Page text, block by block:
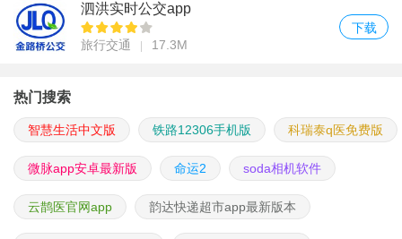
泗洪实时公交app
旅行交通 17.3M
下载
热门搜索
智慧生活中文版 铁路12306手机版 科瑞泰q医免费版
微脉app安卓最新版 命运2 soda相机软件
云鹊医官网app 韵达快递超市app最新版本